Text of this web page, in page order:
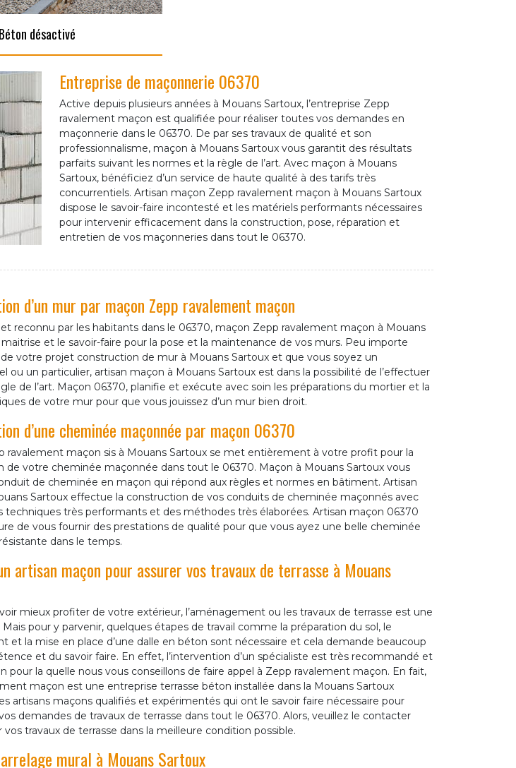
Béton désactivé
Entreprise de maçonnerie 06370
Active depuis plusieurs années à Mouans Sartoux, l’entreprise Zepp
ravalement maçon est qualifiée pour réaliser toutes vos demandes en
maçonnerie dans le 06370. De par ses travaux de qualité et son
professionnalisme, maçon à Mouans Sartoux vous garantit des résultats
parfaits suivant les normes et la règle de l’art. Avec maçon à Mouans
Sartoux, bénéficiez d’un service de haute qualité à des tarifs très
concurrentiels. Artisan maçon Zepp ravalement maçon à Mouans Sartoux
dispose le savoir-faire incontesté et les matériels performants nécessaires
pour intervenir efficacement dans la construction, pose, réparation et
entretien de vos maçonneries dans tout le 06370.
d’un mur par maçon Zepp ravalement maçon
reconnu par les habitants dans le 06370, maçon Zepp ravalement maçon à Mouans
maitrise et le savoir-faire pour la pose et la maintenance de vos murs. Peu importe
de votre projet construction de mur à Mouans Sartoux et que vous soyez un
ou un particulier, artisan maçon à Mouans Sartoux est dans la possibilité de l’effectuer
de l’art. Maçon 06370, planifie et exécute avec soin les préparations du mortier et la
de votre mur pour que vous jouissez d’un mur bien droit.
d’une cheminée maçonnée par maçon 06370
ravalement maçon sis à Mouans Sartoux se met entièrement à votre profit pour la
de votre cheminée maçonnée dans tout le 06370. Maçon à Mouans Sartoux vous
de cheminée en maçon qui répond aux règles et normes en bâtiment. Artisan
Sartoux effectue la construction de vos conduits de cheminée maçonnés avec
techniques très performants et des méthodes très élaborées. Artisan maçon 06370
de vous fournir des prestations de qualité pour que vous ayez une belle cheminée
dans le temps.
artisan maçon pour assurer vos travaux de terrasse à Mouans
mieux profiter de votre extérieur, l’aménagement ou les travaux de terrasse est une
pour y parvenir, quelques étapes de travail comme la préparation du sol, le
et la mise en place d’une dalle en béton sont nécessaire et cela demande beaucoup
et du savoir faire. En effet, l’intervention d’un spécialiste est très recommandé et
pour la quelle nous vous conseillons de faire appel à Zepp ravalement maçon. En fait,
maçon est une entreprise terrasse béton installée dans la Mouans Sartoux
artisans maçons qualifiés et expérimentés qui ont le savoir faire nécessaire pour
demandes de travaux de terrasse dans tout le 06370. Alors, veuillez le contacter
vos travaux de terrasse dans la meilleure condition possible.
mural à Mouans Sartoux